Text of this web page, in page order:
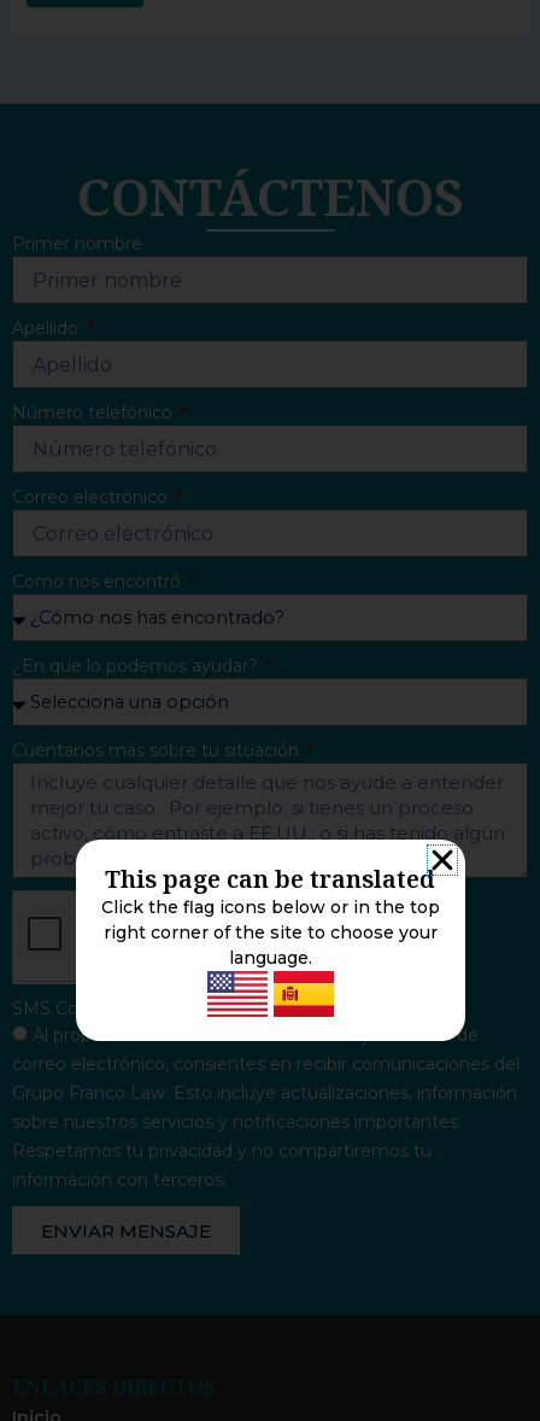
CONTÁCTENOS
Primer nombre
Apellido
Número telefónico
Correo electrónico
Como nos encontró
¿En que lo podemos ayudar?
Cuéntanos más sobre tu situación
SMS Consent
Al proporcionar tu número de teléfono y dirección de
correo electrónico, consientes en recibir comunicaciones del
Grupo Franco Law. Esto incluye actualizaciones, información
sobre nuestros servicios y notificaciones importantes.
Respetamos tu privacidad y no compartiremos tu
información con terceros.
ENVIAR MENSAJE
This page can be translated
Click the flag icons below or in the top
right corner of the site to choose your
language.